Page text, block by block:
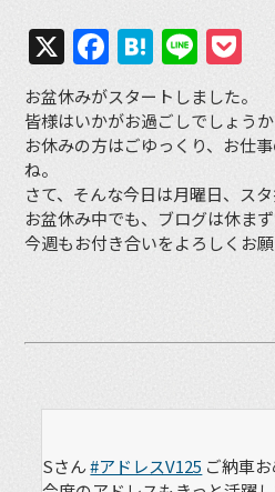
X Facebook
Hatena
Line
お盆休みがスタートしました。
皆様はいかがお過ごしでしょうか
お休みの方はごゆっくり、お仕
ね。
さて、そんな今日は月曜日、ス
お盆休み中でも、ブログは休ま
今週もお付き合いをよろしくお願
Sさん#アドレスV125 ご納車